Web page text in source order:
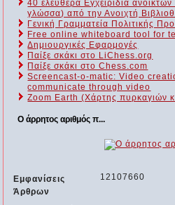
40 ελεύθερα Εγχειρίδια
γλώσσα) από την Ανοιχτή
Γενική Γραμματεία Πολιτικής
Free online whiteboard tool for
Δημιουργικές Εφαρμογές
Παίξε σκάκι στο LiChess.org
Παίξε σκάκι στο Chess.com
Screencast-o-matic: Video
communicate through video
Zoom Earth (Χάρτης πυρκαγιών
Ο άρρητος αριθμός π...
Εμφανίσεις
Άρθρων
12107660